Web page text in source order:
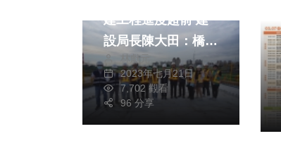
建工程進度超前 建
設局長陳大田：橋梁
護岸及橋體品質力求
完美
林獻元
2023年七月21日
7,702 觀看
96 分享